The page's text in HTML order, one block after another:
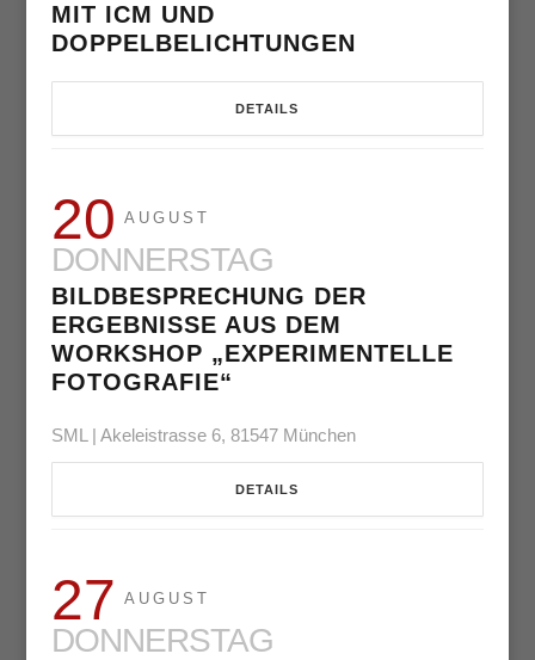
MIT ICM UND
DOPPELBELICHTUNGEN
DETAILS
20 AUGUST
DONNERSTAG
BILDBESPRECHUNG DER
ERGEBNISSE AUS DEM
WORKSHOP „EXPERIMENTELLE
FOTOGRAFIE“
SML | Akeleistrasse 6, 81547 München
DETAILS
27 AUGUST
DONNERSTAG